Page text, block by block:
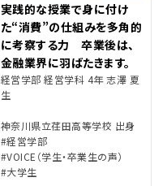
実践的な授業で身に付け
た“消費”の仕組みを多角的
に考察する力 卒業後は、
金融業界に羽ばたきます。
経営学部 経営学科 4年 志澤 夏
生
神奈川県立荏田高等学校 出身
#経営学部
#VOICE（学生・卒業生の声）
#大学生